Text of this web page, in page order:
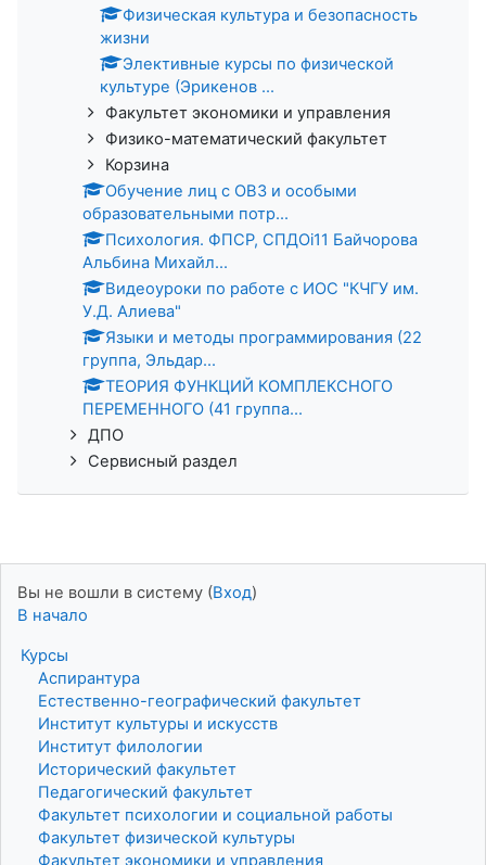
Физическая культура и безопасность
жизни
Элективные курсы по физической
культуре (Эрикенов ...
Факультет экономики и управления
Физико-математический факультет
Корзина
Обучение лиц с ОВЗ и особыми
образовательными потр...
Психология. ФПСР, СПДОi11 Байчорова
Альбина Михайл...
Видеоуроки по работе с ИОС "КЧГУ им.
У.Д. Алиева"
Языки и методы программирования (22
группа, Эльдар...
ТЕОРИЯ ФУНКЦИЙ КОМПЛЕКСНОГО
ПЕРЕМЕННОГО (41 группа...
ДПО
Сервисный раздел
Вы не вошли в систему (Вход)
В начало
Курсы
Аспирантура
Естественно-географический факультет
Институт культуры и искусств
Институт филологии
Исторический факультет
Педагогический факультет
Факультет психологии и социальной работы
Факультет физической культуры
Факультет экономики и управления